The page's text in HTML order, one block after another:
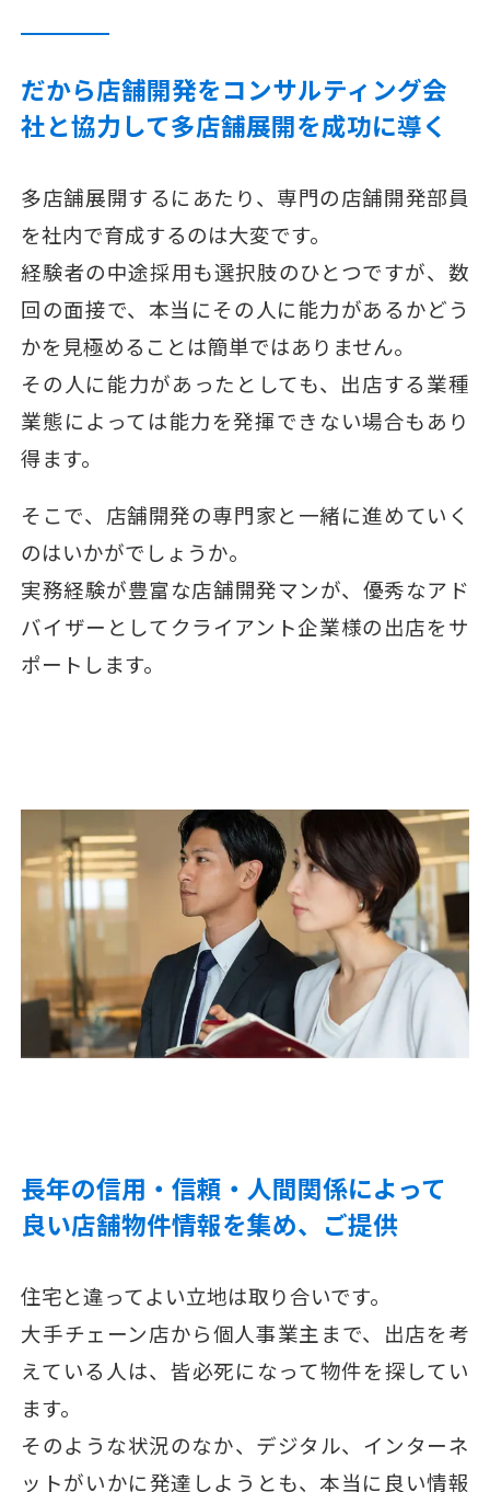
だから店舗開発をコンサルティング会
社と協力して多店舗展開を成功に導く
多店舗展開するにあたり、専門の店舗開発部員
を社内で育成するのは大変です。
経験者の中途採用も選択肢のひとつですが、数
回の面接で、本当にその人に能力があるかどう
かを見極めることは簡単ではありません。
その人に能力があったとしても、出店する業種
業態によっては能力を発揮できない場合もあり
得ます。
そこで、店舗開発の専門家と一緒に進めていく
のはいかがでしょうか。
実務経験が豊富な店舗開発マンが、優秀なアド
バイザーとしてクライアント企業様の出店をサ
ポートします。
長年の信用・信頼・人間関係によって
良い店舗物件情報を集め、ご提供
住宅と違ってよい立地は取り合いです。
大手チェーン店から個人事業主まで、出店を考
えている人は、皆必死になって物件を探してい
ます。
そのような状況のなか、デジタル、インターネ
ットがいかに発達しようとも、本当に良い情報